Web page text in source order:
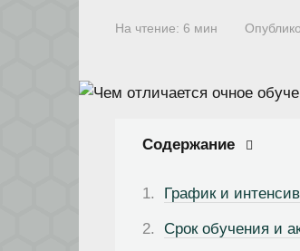
На чтение: 6 мин
Содержание
График и
Срок обучения и